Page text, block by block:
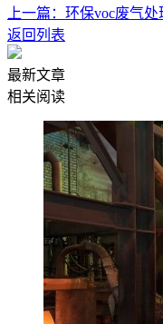
上一篇：环保voc废气
返回列表
最新文章
相关阅读